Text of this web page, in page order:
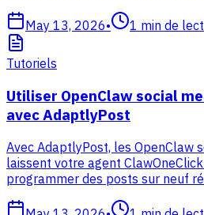
May 13, 2026• 1 min de
Tutoriels
Utiliser OpenClaw social
avec AdaptlyPost
Avec AdaptlyPost, les OpenClaw
laissent votre agent
programmer des posts sur neuf